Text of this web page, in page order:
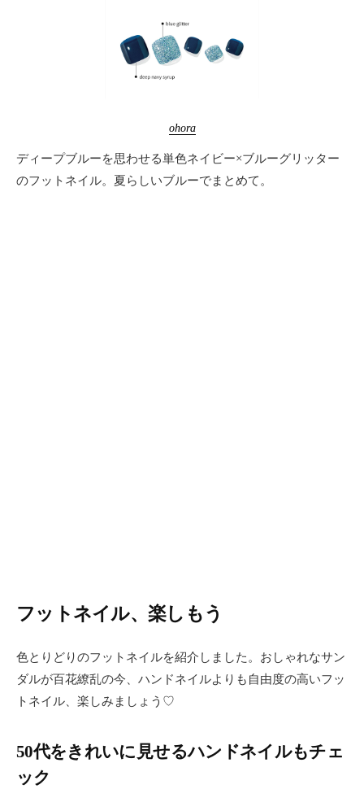
ohora
ディープブルーを思わせる単色ネイビー×ブルーグリッター
のフットネイル。夏らしいブルーでまとめて。
フットネイル、楽しもう
色とりどりのフットネイルを紹介しました。おしゃれなサン
ダルが百花繚乱の今、ハンドネイルよりも自由度の高いフッ
トネイル、楽しみましょう♡
50代をきれいに見せるハンドネイルもチェ
ック